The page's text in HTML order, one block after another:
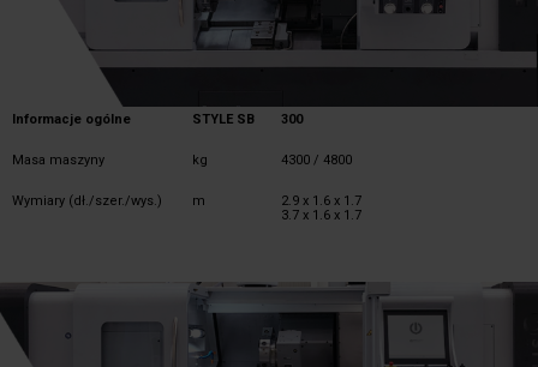
Informacje ogólne STYLE SB 300
Masa maszyny kg 4300 / 4800
Wymiary (dł./szer./wys.) m
2.9 x 1.6 x 1.7
3.7 x 1.6 x 1.7